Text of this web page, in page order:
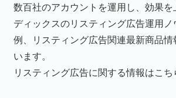
Webサイト構築
数百社のアカウントを運用し、効果を
ディックスのリスティング広告運用
例、リスティング広告関連最新商品情
います。
リスティング広告に関する情報はこち